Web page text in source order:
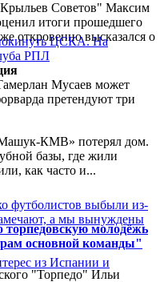
Советов" Максим
итоги прошедшего
откровенно высказался о
КМВ» потерял дом.
базы, где жили
как часто и...
молодёжь
основной команды"
"Торпедо" Ильи
Мусаев может
претендуют три
футболистов выбыли из-
а мы вынуждены
из Испании и